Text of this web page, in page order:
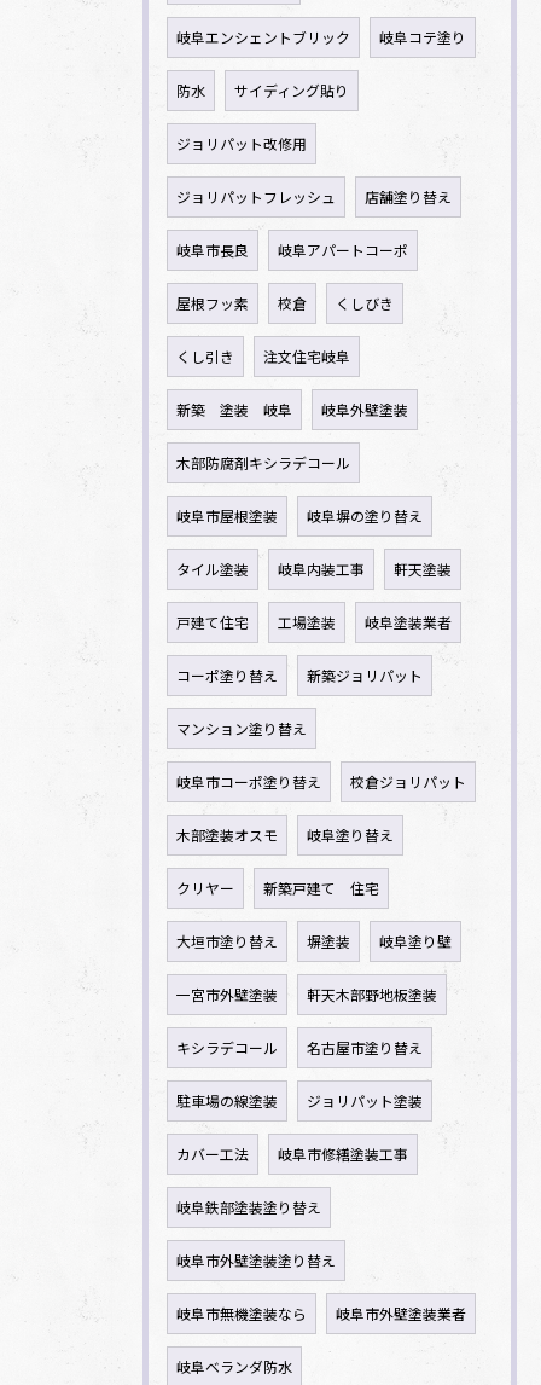
岐阜エンシェントブリック 岐阜コテ塗り
防水 サイディング貼り
ジョリパット改修用
ジョリパットフレッシュ 店舗塗り替え
岐阜市長良 岐阜アパートコーポ
屋根フッ素 校倉 くしびき
くし引き 注文住宅岐阜
新築 塗装 岐阜 岐阜外壁塗装
木部防腐剤キシラデコール
岐阜市屋根塗装 岐阜塀の塗り替え
タイル塗装 岐阜内装工事 軒天塗装
戸建て住宅 工場塗装 岐阜塗装業者
コーポ塗り替え 新築ジョリパット
マンション塗り替え
岐阜市コーポ塗り替え 校倉ジョリパット
木部塗装オスモ 岐阜塗り替え
クリヤー 新築戸建て 住宅
大垣市塗り替え 塀塗装 岐阜塗り壁
一宮市外壁塗装 軒天木部野地板塗装
キシラデコール 名古屋市塗り替え
駐車場の線塗装 ジョリパット塗装
カバー工法 岐阜市修繕塗装工事
岐阜鉄部塗装塗り替え
岐阜市外壁塗装塗り替え
岐阜市無機塗装なら 岐阜市外壁塗装業者
岐阜ベランダ防水